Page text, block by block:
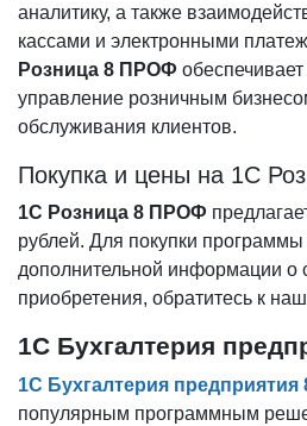
аналитику, а также
кассами и электронными
Розница 8 ПРОФ
управление розничным
обслуживания клиентов.
Покупка и цены на 1С
1С Розница 8 ПРОФ
рублей. Для покупки
дополнительной информации о
приобретения, обратитесь к
1С Бухгалтерия
1С Бухгалтерия предприятия
популярным программным